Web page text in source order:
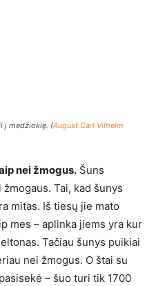
į medžioklę. (August Carl Vilhelm
nei žmogus. Šuns
Tai, kad šunys
mitas. Iš tiesų jie mato
mes – aplinka jiems yra kur
Tačiau šunys puikiai
nei žmogus. O štai su
– šuo turi tik 1700